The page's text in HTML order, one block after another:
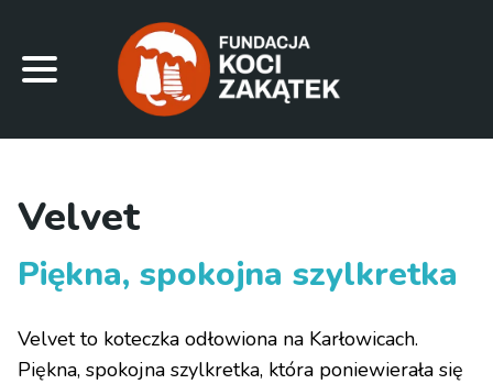
Velvet
Piękna, spokojna szylkretka
Velvet to koteczka odłowiona na Karłowicach.
Piękna, spokojna szylkretka, która poniewierała się